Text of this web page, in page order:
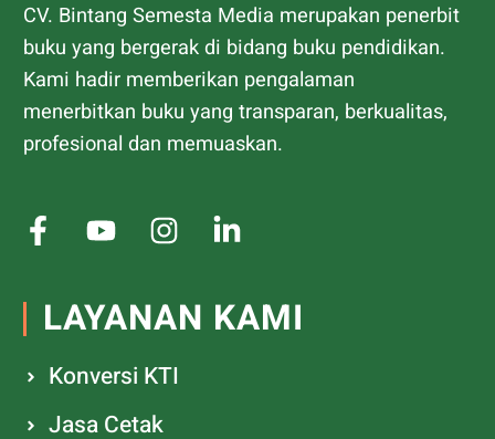
CV. Bintang Semesta Media merupakan penerbit
buku yang bergerak di bidang buku pendidikan.
Kami hadir memberikan pengalaman
menerbitkan buku yang transparan, berkualitas,
profesional dan memuaskan.
LAYANAN KAMI
Konversi KTI
Jasa Cetak